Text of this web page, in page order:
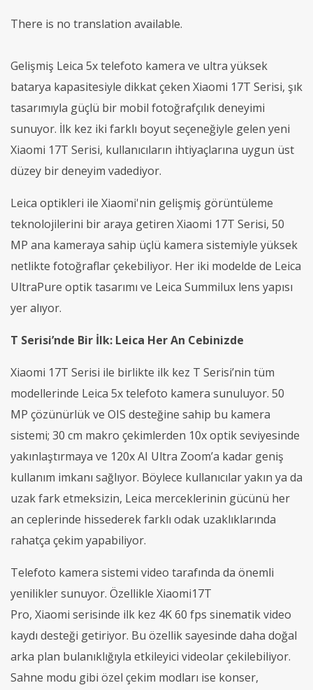
There is no translation available.
Gelişmiş Leica 5x telefoto kamera ve ultra yüksek
batarya kapasitesiyle dikkat çeken Xiaomi 17T Serisi, şık
tasarımıyla güçlü bir mobil fotoğrafçılık deneyimi
sunuyor. İlk kez iki farklı boyut seçeneğiyle gelen yeni
Xiaomi 17T Serisi, kullanıcıların ihtiyaçlarına uygun üst
düzey bir deneyim vadediyor.
Leica optikleri ile Xiaomi'nin gelişmiş görüntüleme
teknolojilerini bir araya getiren Xiaomi 17T Serisi, 50
MP ana kameraya sahip üçlü kamera sistemiyle yüksek
netlikte fotoğraflar çekebiliyor. Her iki modelde de Leica
UltraPure optik tasarımı ve Leica Summilux lens yapısı
yer alıyor.
T Serisi’nde Bir İlk: Leica Her An Cebinizde
Xiaomi 17T Serisi ile birlikte ilk kez T Serisi’nin tüm
modellerinde Leica 5x telefoto kamera sunuluyor. 50
MP çözünürlük ve OIS desteğine sahip bu kamera
sistemi; 30 cm makro çekimlerden 10x optik seviyesinde
yakınlaştırmaya ve 120x AI Ultra Zoom’a kadar geniş
kullanım imkanı sağlıyor. Böylece kullanıcılar yakın ya da
uzak fark etmeksizin, Leica merceklerinin gücünü her
an ceplerinde hissederek farklı odak uzaklıklarında
rahatça çekim yapabiliyor.
Telefoto kamera sistemi video tarafında da önemli
yenilikler sunuyor. Özellikle Xiaomi17T
Pro, Xiaomi serisinde ilk kez 4K 60 fps sinematik video
kaydı desteği getiriyor. Bu özellik sayesinde daha doğal
arka plan bulanıklığıyla etkileyici videolar çekilebiliyor.
Sahne modu gibi özel çekim modları ise konser,